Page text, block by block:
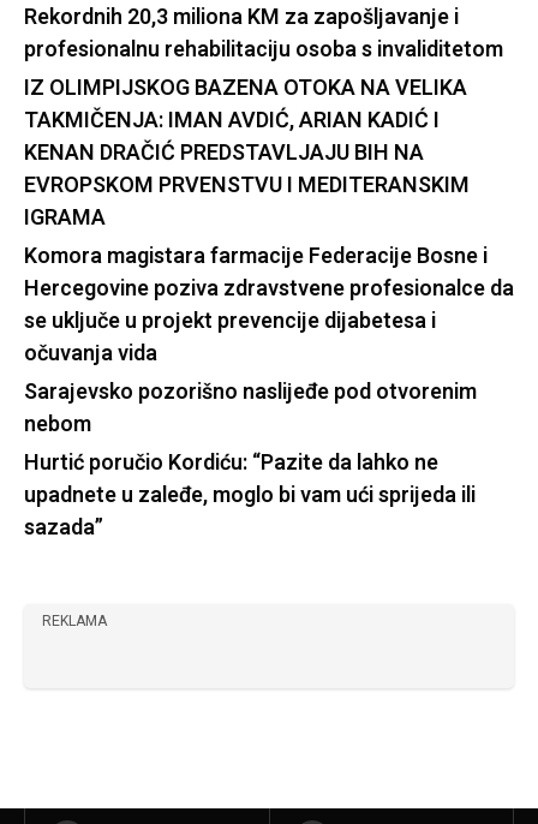
Rekordnih 20,3 miliona KM za zapošljavanje i
profesionalnu rehabilitaciju osoba s invaliditetom
IZ OLIMPIJSKOG BAZENA OTOKA NA VELIKA
TAKMIČENJA: IMAN AVDIĆ, ARIAN KADIĆ I
KENAN DRAČIĆ PREDSTAVLJAJU BIH NA
EVROPSKOM PRVENSTVU I MEDITERANSKIM
IGRAMA
Komora magistara farmacije Federacije Bosne i
Hercegovine poziva zdravstvene profesionalce da
se uključe u projekt prevencije dijabetesa i
očuvanja vida
Sarajevsko pozorišno naslijeđe pod otvorenim
nebom
Hurtić poručio Kordiću: “Pazite da lahko ne
upadnete u zaleđe, moglo bi vam ući sprijeda ili
sazada”
REKLAMA